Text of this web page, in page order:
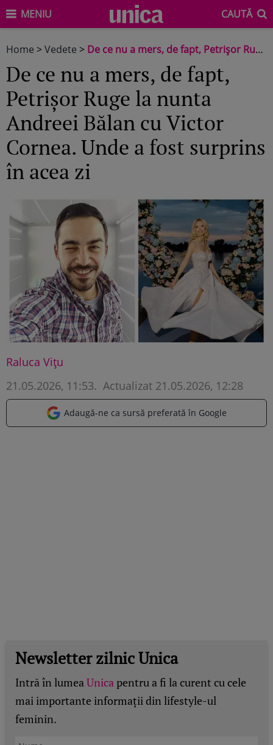
MENIU CAUTĂ
Home >Vedete > De ce nu a mers, de fapt, Petrișor Ruge la nunta Andreei Bălan cu Victor Cornea. Unde a fost surprins în acea zi
De ce nu a mers, de fapt,
Petrișor Ruge la nunta
Andreei Bălan cu Victor
Cornea. Unde a fost surprins
în acea zi
Raluca Vițu
21.05.2026, 11:53. Actualizat 21.05.2026, 12:28
Adaugă-ne ca sursă preferată în Google
Newsletter zilnic Unica
Intră în lumeaUnicapentru a fi la curent cu cele
mai importante informații din lifestyle-ul
feminin.